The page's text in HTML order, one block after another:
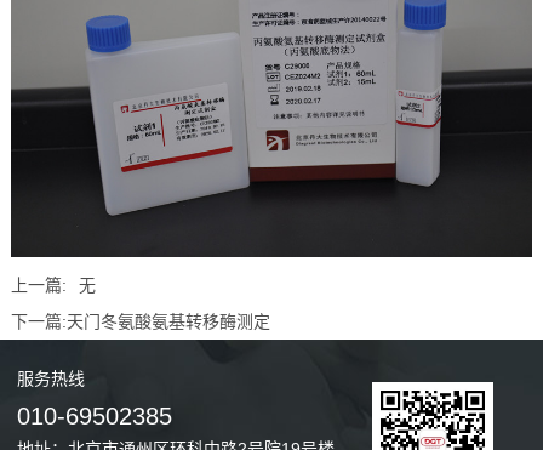
上一篇:
无
下一篇:天门冬氨酸氨基转移酶测定
服务热线
010-69502385